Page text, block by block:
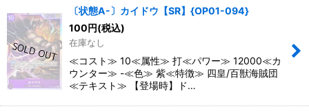
〔状態A-〕カイドウ【SR】{OP01-094}
100円(税込)
在庫なし
≪コスト≫ 10≪属性≫ 打≪パワー≫ 12000≪カ
ウンター≫ -≪色≫ 紫≪特徴≫ 四皇/百獣海賊団
≪テキスト≫ 【登場時】ド…